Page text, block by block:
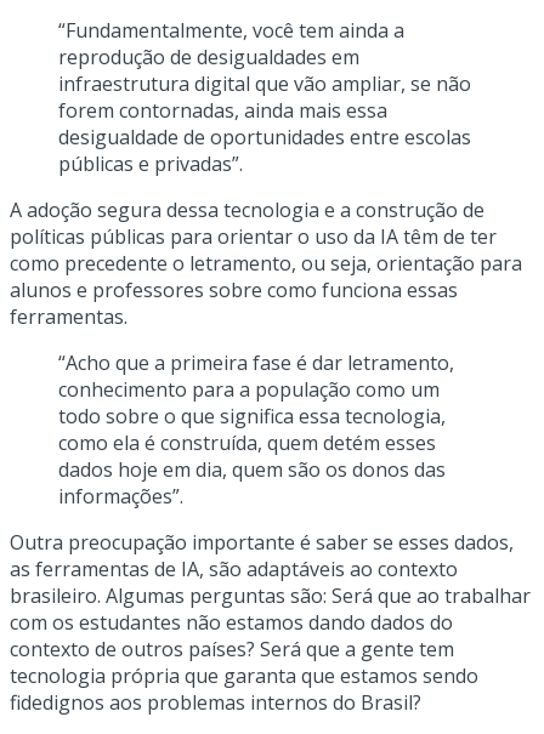
“Fundamentalmente, você tem ainda a
reprodução de desigualdades em
infraestrutura digital que vão ampliar, se não
forem contornadas, ainda mais essa
desigualdade de oportunidades entre escolas
públicas e privadas”.
A adoção segura dessa tecnologia e a construção de
políticas públicas para orientar o uso da IA têm de ter
como precedente o letramento, ou seja, orientação para
alunos e professores sobre como funciona essas
ferramentas.
“Acho que a primeira fase é dar letramento,
conhecimento para a população como um
todo sobre o que significa essa tecnologia,
como ela é construída, quem detém esses
dados hoje em dia, quem são os donos das
informações”.
Outra preocupação importante é saber se esses dados,
as ferramentas de IA, são adaptáveis ao contexto
brasileiro. Algumas perguntas são: Será que ao trabalhar
com os estudantes não estamos dando dados do
contexto de outros países? Será que a gente tem
tecnologia própria que garanta que estamos sendo
fidedignos aos problemas internos do Brasil?